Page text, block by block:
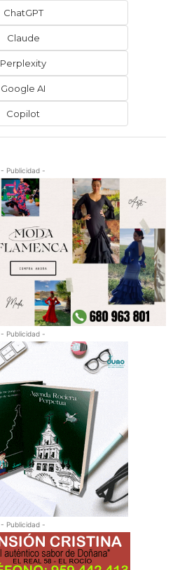
ChatGPT
Claude
Perplexity
Google AI
Copilot
- Publicidad -
- Publicidad -
- Publicidad -